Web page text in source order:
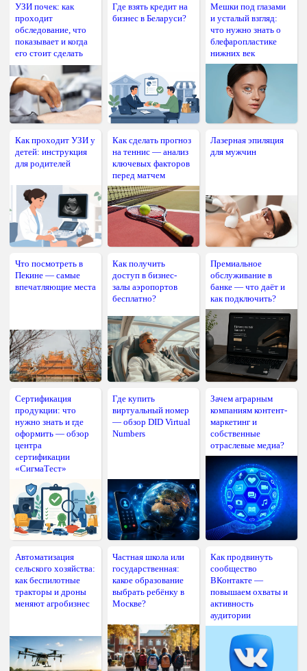
УЗИ почек: как
проходит
обследование, что
показывает и когда
его стоит сделать
Где взять кредит на
бизнес в Беларуси?
Мешки под глазами
и усталый взгляд:
что нужно знать о
блефаропластике
нижних век
Как проходит УЗИ у
детей: инструкция
для родителей
Как сделать прогноз
на теннис — анализ
ключевых факторов
перед матчем
Лазерная эпиляция
для мужчин
Что посмотреть в
Пекине — самые
впечатляющие места
Как получить
доступ в бизнес-
залы аэропортов
бесплатно?
Премиальное
обслуживание в
банке — что даёт и
как подключить?
Сертификация
продукции: что
нужно знать и где
оформить — обзор
центра
сертификации
«СигмаТест»
Где купить
виртуальный номер
— обзор DID Virtual
Numbers
Зачем аграрным
компаниям контент-
маркетинг и
собственные
отраслевые медиа?
Автоматизация
сельского хозяйства:
как беспилотные
тракторы и дроны
меняют агробизнес
Частная школа или
государственная:
какое образование
выбрать ребёнку в
Москве?
Как продвинуть
сообщество
ВКонтакте —
повышаем охваты и
активность
аудитории